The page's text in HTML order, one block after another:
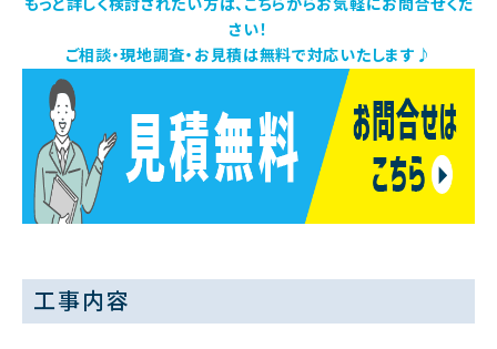
さい！
ご相談・現地調査・お見積は無料で対応いたします♪
工事内容